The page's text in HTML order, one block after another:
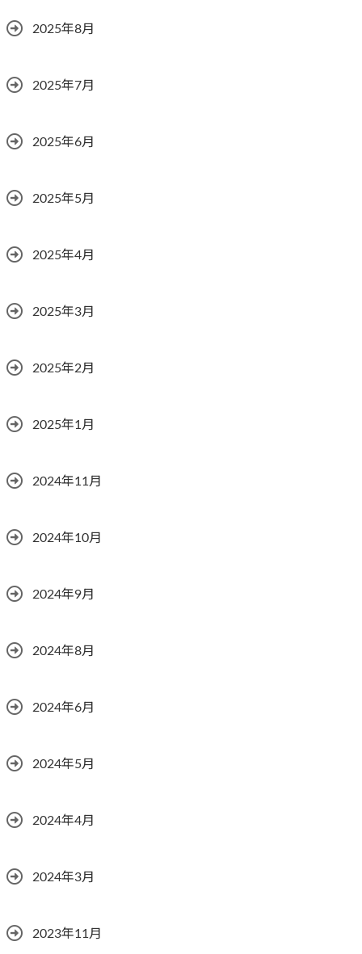
2025年8月
2025年7月
2025年6月
2025年5月
2025年4月
2025年3月
2025年2月
2025年1月
2024年11月
2024年10月
2024年9月
2024年8月
2024年6月
2024年5月
2024年4月
2024年3月
2023年11月